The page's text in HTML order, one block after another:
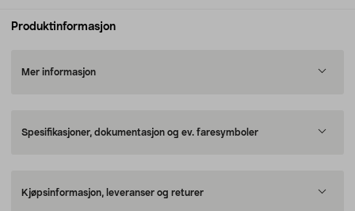
Produktinformasjon
Mer informasjon
Spesifikasjoner, dokumentasjon og ev. faresymboler
Kjøpsinformasjon, leveranser og returer